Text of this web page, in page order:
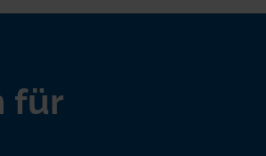
für